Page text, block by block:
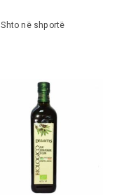
Shto në shportë